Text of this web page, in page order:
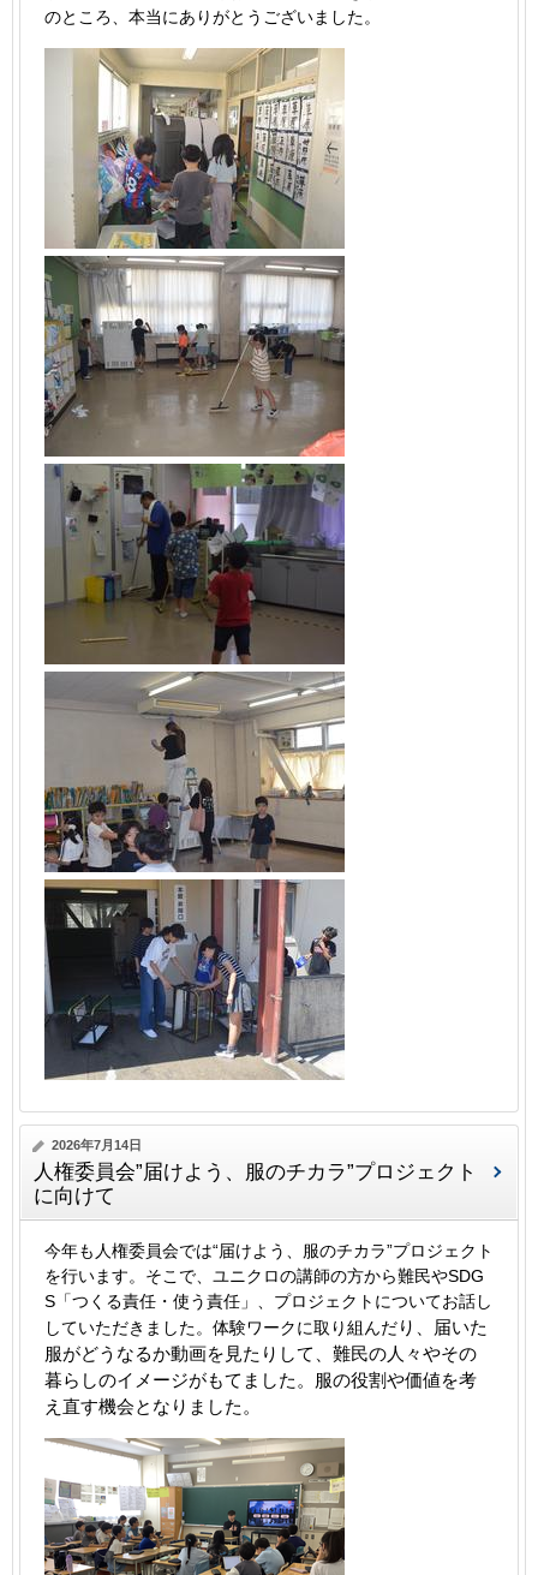
のところ、本当にありがとうございました。
2026年7月14日
人権委員会”届けよう、服のチカラ”プロジェクト
に向けて
今年も人権委員会では“届けよう、服のチカラ”プロジェクト
を行います。そこで、ユニクロの講師の方から難民やSDG
S「つくる責任・使う責任」、プロジェクトについてお話し
していただきました。体験ワークに取り組んだり、届いた
服がどうなるか動画を見たりして、難民の人々やその
暮らしのイメージがもてました。服の役割や価値を考
え直す機会となりました。